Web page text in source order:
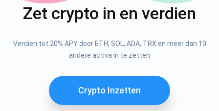
Zet crypto in en verdien
Verdien tot 20% APY door ETH, SOL, ADA, TRX en meer dan 10
andere activa in te zetten
Crypto Inzetten
ABONNEREN